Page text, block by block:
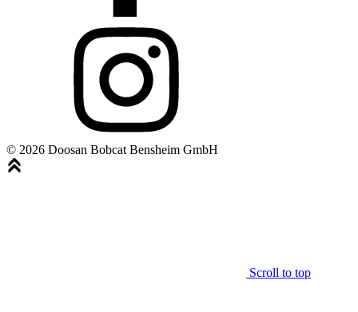
© 2026 Doosan Bobcat Bensheim GmbH
Scroll to top